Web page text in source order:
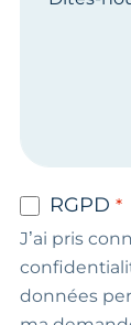
RGPD
J’ai pris
données